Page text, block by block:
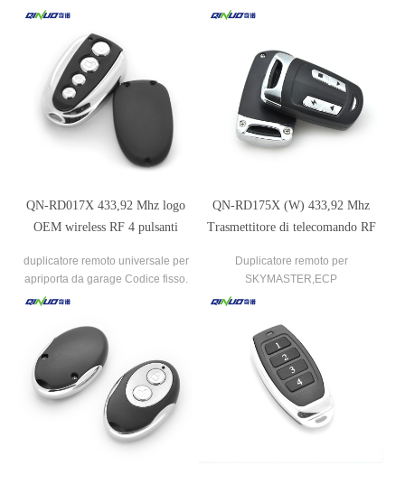
Marantec remote.
QN-RD017X 433,92 Mhz logo
OEM wireless RF 4 pulsanti
duplicatore remoto universale per
apriporta da garage Codice fisso.
QN-RD175X (W) 433,92 Mhz
Trasmettitore di telecomando RF
Duplicatore remoto per
SKYMASTER,ECP